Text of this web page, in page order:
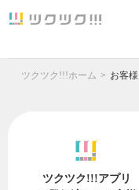
ツクツク!!!ホーム お客
ツクツク!!!アプリ